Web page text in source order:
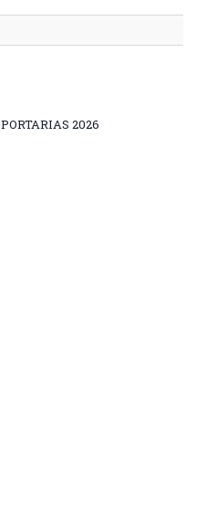
PORTARIAS 2026